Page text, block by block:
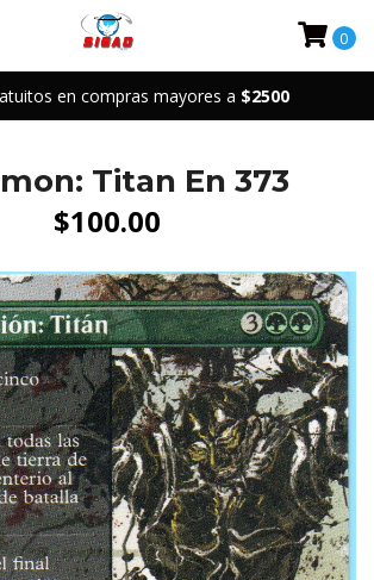
en compras mayores a $2500
0
Titan En 373
$100.00